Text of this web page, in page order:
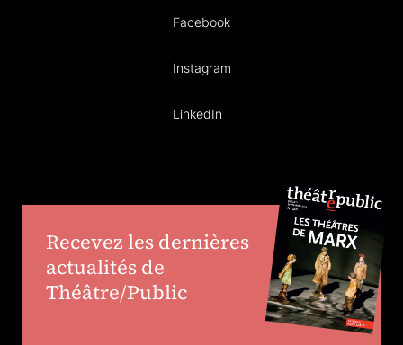
Facebook
Instagram
LinkedIn
Recevez les dernières
actualités de
Théâtre/Public